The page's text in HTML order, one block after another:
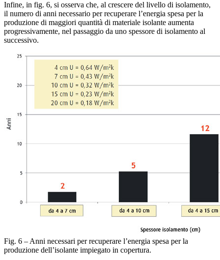
Infine, in fig. 6, si osserva che, al crescere del livello di isolamento,
il numero di anni necessario per recuperare l’energia spesa per la
produzione di maggiori quantità di materiale isolante aumenta
progressivamente, nel passaggio da uno spessore di isolamento al
successivo.
Fig. 6 – Anni necessari per recuperare l’energia spesa per la
produzione dell’isolante impiegato in copertura.